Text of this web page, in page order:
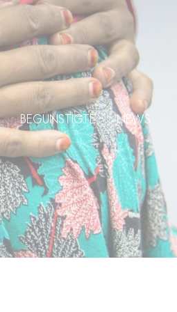
BEGÜNSTIGTE NEWS